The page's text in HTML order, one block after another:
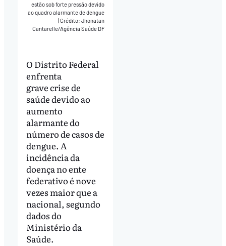
estão sob forte pressão devido
ao quadro alarmante de dengue
|Crédito: Jhonatan
Cantarelle/Agência Saúde DF
O Distrito Federal
enfrenta
grave crise de
saúde devido ao
aumento
alarmante do
número de casos de
dengue. A
incidência da
doença no ente
federativo é nove
vezes maior que a
nacional, segundo
dados do
Ministério da
Saúde.